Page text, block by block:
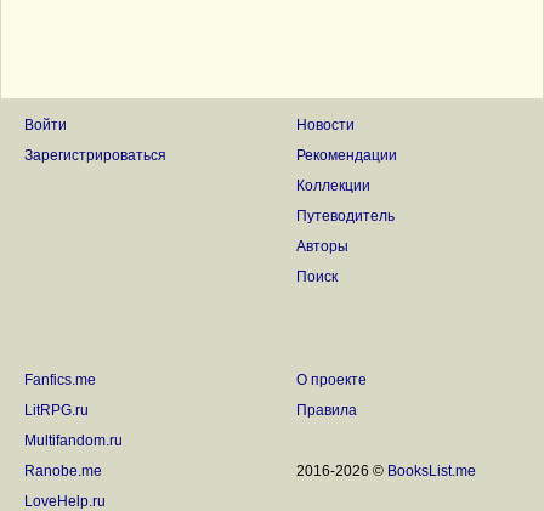
Войти
Зарегистрироваться
Новости
Рекомендации
Коллекции
Путеводитель
Авторы
Поиск
Fanfics.me
LitRPG.ru
Multifandom.ru
Ranobe.me
LoveHelp.ru
О проекте
Правила
2016-2026 © BooksList.me